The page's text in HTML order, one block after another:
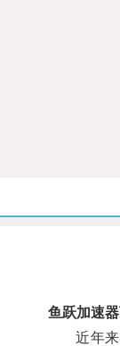
鱼跃加速
近年来，